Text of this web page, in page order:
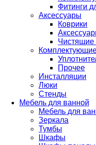
Фитинги
Аксессуары
Коврики
Чистящие
Прочее
Инсталляции
Люки
Стенды
Мебель для ванной
Мебель для
Зеркала
Тумбы
Шкафы